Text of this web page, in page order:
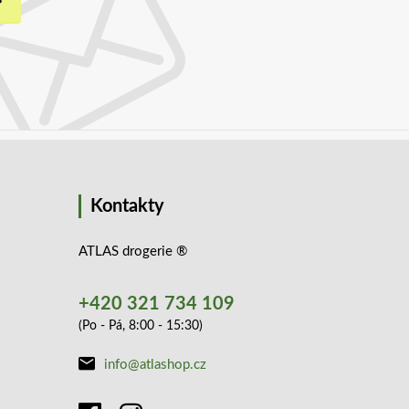
Kontakty
ATLAS drogerie ®
+420 321 734 109
(Po - Pá, 8:00 - 15:30)
info@atlashop.cz